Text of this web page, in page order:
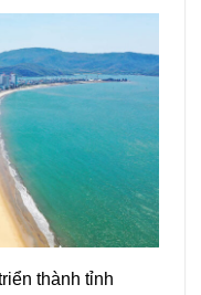
thành tỉnh